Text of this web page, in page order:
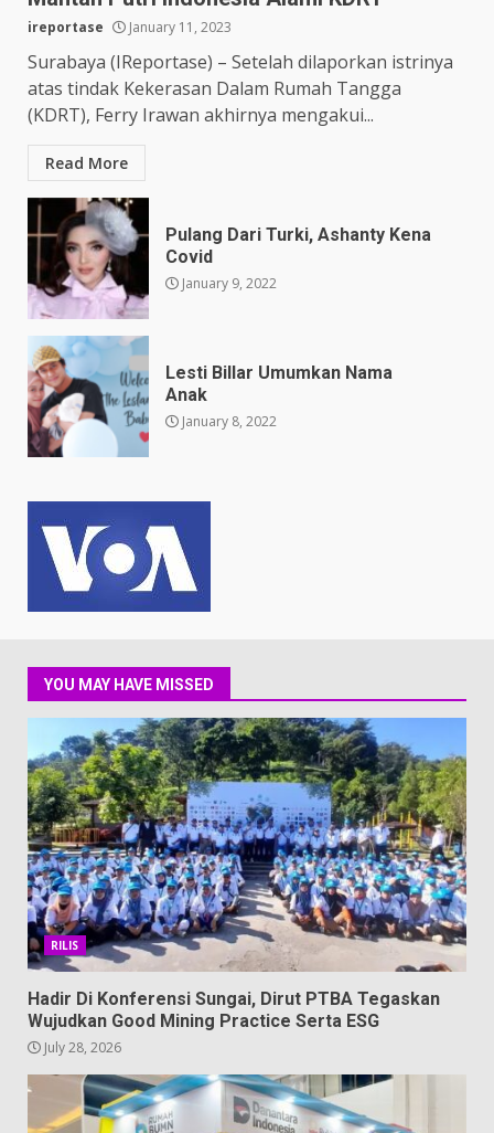
ireportase January 11, 2023
Surabaya (IReportase) – Setelah dilaporkan istrinya
atas tindak Kekerasan Dalam Rumah Tangga
(KDRT), Ferry Irawan akhirnya mengakui...
Read More
Pulang Dari Turki, Ashanty Kena
Covid
January 9, 2022
Lesti Billar Umumkan Nama
Anak
January 8, 2022
YOU MAY HAVE MISSED
RILIS
Hadir Di Konferensi Sungai, Dirut PTBA Tegaskan
Wujudkan Good Mining Practice Serta ESG
July 28, 2026